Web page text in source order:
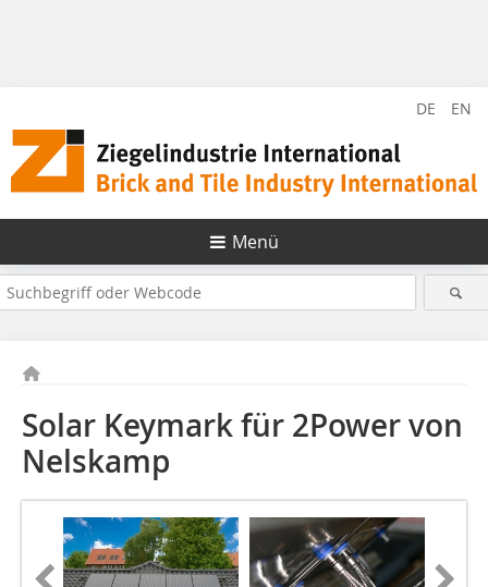
DE EN
Menü
Solar Keymark für 2Power von
Nelskamp